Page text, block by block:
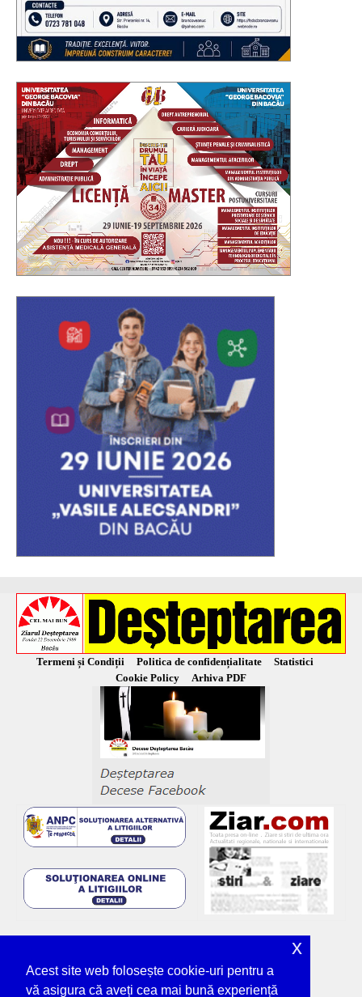
Termeni și Condiții Politica de confidențialitate
Statistici
Cookie Policy
Arhiva PDF
Acest site web folosește cookie-uri pentru a
vă asigura că aveți cea mai bună experiență
x